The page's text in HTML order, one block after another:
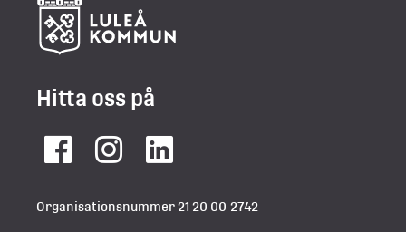
Hitta oss på
FacebookInstagramLinkedIn
Organisationsnummer 21 20 00-2742